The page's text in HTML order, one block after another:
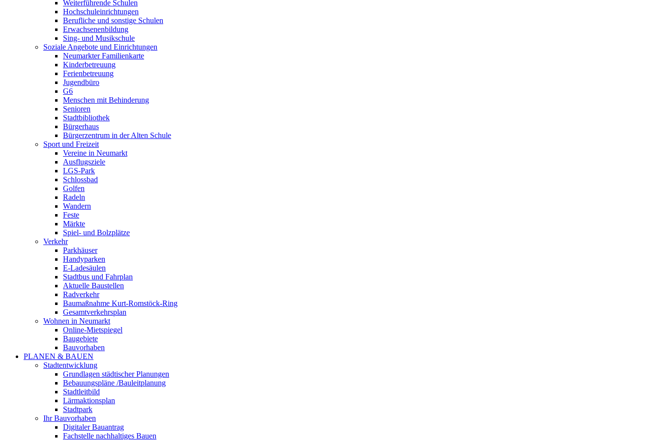
Weiterführende Schulen
Hochschuleinrichtungen
Berufliche und sonstige Schulen
Erwachsenenbildung
Sing- und Musikschule
Soziale Angebote und Einrichtungen
Neumarkter Familienkarte
Kinderbetreuung
Ferienbetreuung
Jugendbüro
G6
Menschen mit Behinderung
Senioren
Stadtbibliothek
Bürgerhaus
Bürgerzentrum in der Alten Schule
Sport und Freizeit
Vereine in Neumarkt
Ausflugsziele
LGS-Park
Schlossbad
Golfen
Radeln
Wandern
Feste
Märkte
Spiel- und Bolzplätze
Verkehr
Parkhäuser
Handyparken
E-Ladesäulen
Stadtbus und Fahrplan
Aktuelle Baustellen
Radverkehr
Baumaßnahme Kurt-Romstöck-Ring
Gesamtverkehrsplan
Wohnen in Neumarkt
Online-Mietspiegel
Baugebiete
Bauvorhaben
PLANEN & BAUEN
Stadtentwicklung
Grundlagen städtischer Planungen
Bebauungspläne /Bauleitplanung
Stadtleitbild
Lärmaktionsplan
Stadtpark
Ihr Bauvorhaben
Digitaler Bauantrag
Fachstelle nachhaltiges Bauen